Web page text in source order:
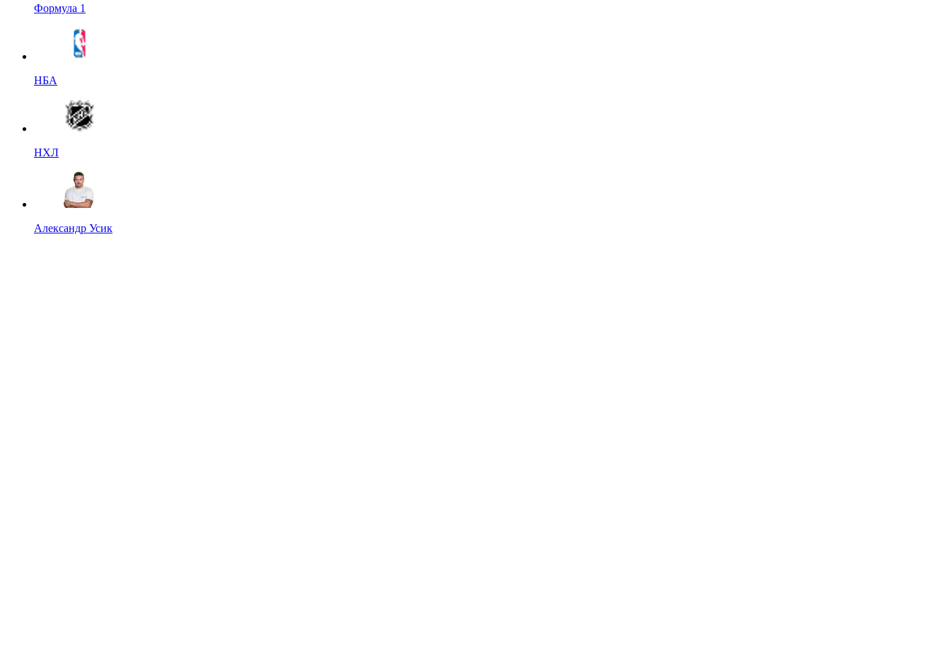
Формула 1
НБА
НХЛ
Александр Усик